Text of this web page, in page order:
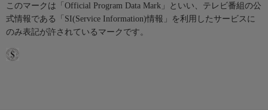
このマークは「Official Program Data Mark」といい、テレビ番組の公
式情報である「SI(Service Information)情報」を利用したサービスに
のみ表記が許されているマークです。